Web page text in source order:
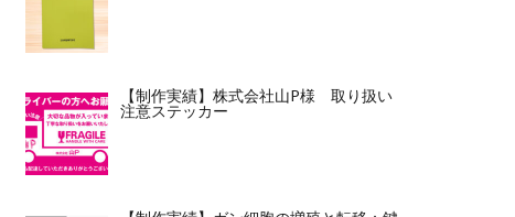
【制作実績】株式会社山P様 取り扱い
注意ステッカー